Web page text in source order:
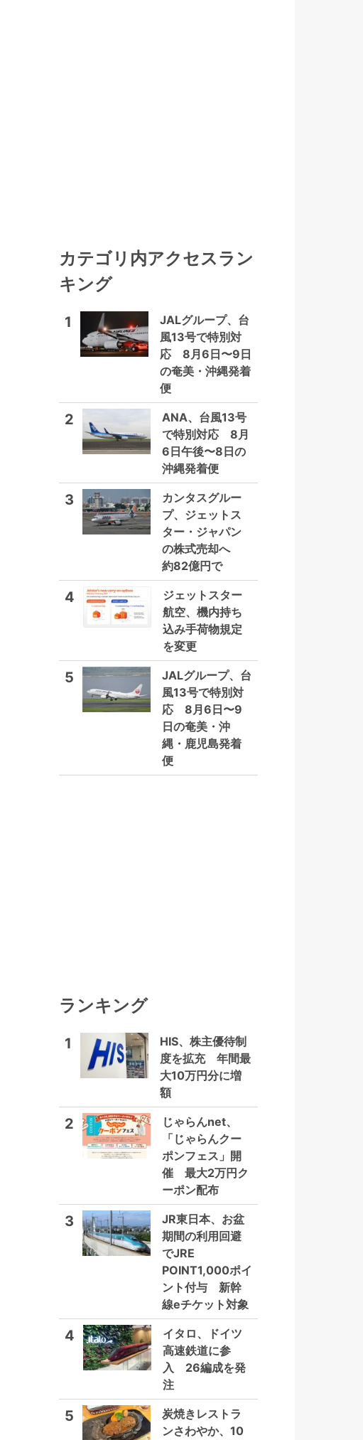
カテゴリ内アクセスラン
キング
1
JALグループ、台
風13号で特別対
応 8月6日〜9日
の奄美・沖縄発着
便
2
ANA、台風13号
で特別対応 8月
6日午後〜8日の
沖縄発着便
3
カンタスグルー
プ、ジェットス
ター・ジャパン
の株式売却へ
約82億円で
4
ジェットスター
航空、機内持ち
込み手荷物規定
を変更
5
JALグループ、台
風13号で特別対
応 8月6日〜9
日の奄美・沖
縄・鹿児島発着
便
ランキング
1
HIS、株主優待制
度を拡充 年間最
大10万円分に増
額
2
じゃらんnet、
「じゃらんクー
ポンフェス」開
催 最大2万円ク
ーポン配布
3
JR東日本、お盆
期間の利用回避
でJRE
POINT1,000ポイ
ント付与 新幹
線eチケット対象
4
イタロ、ドイツ
高速鉄道に参
入 26編成を発
注
5
炭焼きレストラ
ンさわやか、10